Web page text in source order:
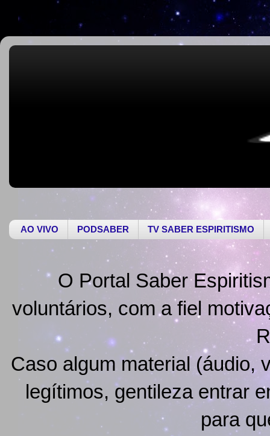
AO VIVO PODSABER TV SABER ESPIRITISMO
O Portal Saber
voluntários, com a fiel
Caso algum material (áudio,
legítimos, gentileza entrar
para